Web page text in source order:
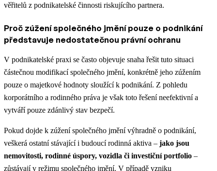
věřitelů z podnikatelské činnosti riskujícího partnera.
Proč zúžení společného jmění pouze o podnikání
představuje nedostatečnou právní ochranu
V podnikatelské praxi se často objevuje snaha řešit tuto situaci
částečnou modifikací společného jmění, konkrétně jeho zúžením
pouze o majetkové hodnoty sloužící k podnikání. Z pohledu
korporátního a rodinného práva je však toto řešení neefektivní a
vytváří pouze zdánlivý stav bezpečí.
Pokud dojde k zúžení společného jmění výhradně o podnikání,
veškerá ostatní stávající i budoucí rodinná aktiva – jako jsou
nemovitosti, rodinné úspory, vozidla či investiční portfolio –
zůstávají v režimu společného jmění. V případě vzniku